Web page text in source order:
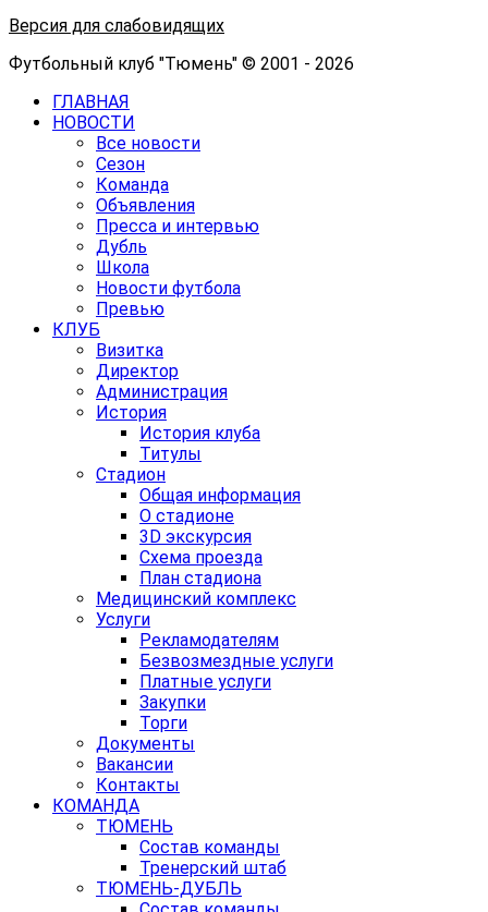
Версия для слабовидящих
Футбольный клуб "Тюмень" © 2001 - 2026
ГЛАВНАЯ
НОВОСТИ
Все новости
Сезон
Команда
Объявления
Пресса и интервью
Дубль
Школа
Новости футбола
Превью
КЛУБ
Визитка
Директор
Администрация
История
История клуба
Титулы
Стадион
Общая информация
О стадионе
3D экскурсия
Схема проезда
План стадиона
Медицинский комплекс
Услуги
Рекламодателям
Безвозмездные услуги
Платные услуги
Закупки
Торги
Документы
Вакансии
Контакты
КОМАНДА
ТЮМЕНЬ
Состав команды
Тренерский штаб
ТЮМЕНЬ-ДУБЛЬ